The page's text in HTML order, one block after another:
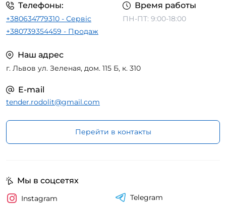
Телефоны:
+380634779310 - Сервіс
+380739354459 - Продаж
Время работы
ПН-ПТ: 9:00-18:00
Наш адрес
г. Львов ул. Зеленая, дом. 115 Б, к. 310
E-mail
tender.rodolit@gmail.com
Перейти в контакты
Мы в соцсетях
Instagram
Telegram